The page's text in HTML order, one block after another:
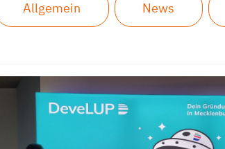
Allgemein News